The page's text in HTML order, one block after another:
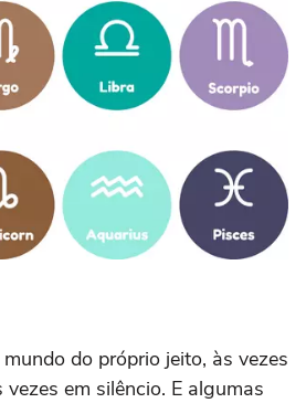
do próprio jeito, às vezes
em silêncio. E algumas